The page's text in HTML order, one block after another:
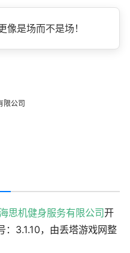
是场而不是场！
限公司
海思机健身服务有限公司开
：3.1.10，由丢塔游戏网整